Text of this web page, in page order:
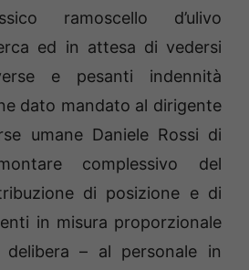
ramoscello d’ulivo
ed in attesa di vedersi
e pesanti indennità
dato mandato al dirigente
umane Daniele Rossi di
complessivo del
di posizione e di
in misura proporzionale
– al personale in